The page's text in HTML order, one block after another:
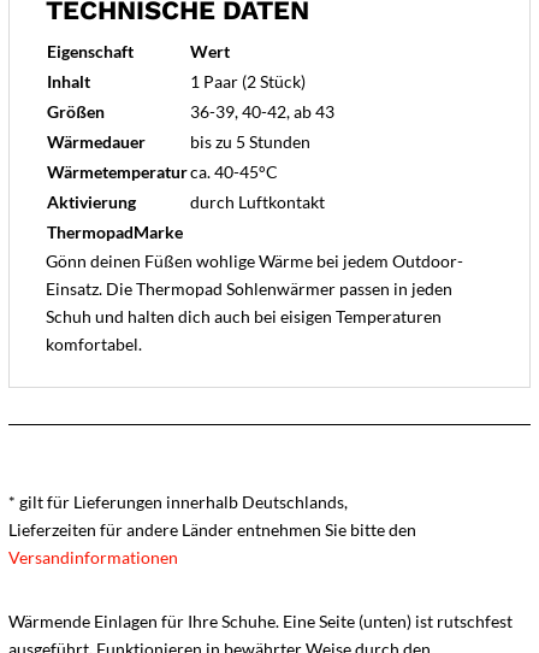
TECHNISCHE DATEN
Eigenschaft
Wert
Inhalt
1 Paar (2 Stück)
Größen
36-39, 40-42, ab 43
Wärmedauer
bis zu 5 Stunden
Wärmetemperaturca. 40-45°C
Aktivierung
durch Luftkontakt
ThermopadMarke
Gönn deinen Füßen wohlige Wärme bei jedem Outdoor-
Einsatz. Die Thermopad Sohlenwärmer passen in jeden
Schuh und halten dich auch bei eisigen Temperaturen
komfortabel.
* gilt für Lieferungen innerhalb Deutschlands,
Lieferzeiten für andere Länder entnehmen Sie bitte den
Versandinformationen
Wärmende Einlagen für Ihre Schuhe. Eine Seite (unten) ist rutschfest
ausgeführt. Funktionieren in bewährter Weise durch den